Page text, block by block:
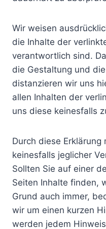
Wir weisen
die Inhalte der
verantwortlich sind.
die Gestaltung und
distanzieren wir uns
allen Inhalten der
uns diese keinesfalls
Durch diese Erklärung
keinesfalls jeglicher
Sollten Sie auf einer
Seiten Inhalte finden,
Grund auch immer,
wir um einen kurzen
werden jedem